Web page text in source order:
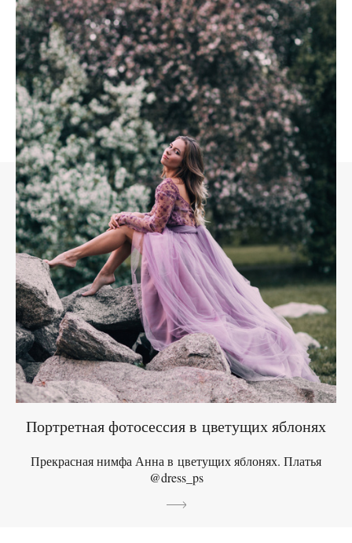
Портретная фотосессия в цветущих яблонях
Прекрасная нимфа Анна в цветущих яблонях. Платья
@dress_ps